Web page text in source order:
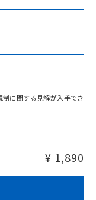
Cr(VI)
ます。
に関する見解が入手でき
¥ 1,890